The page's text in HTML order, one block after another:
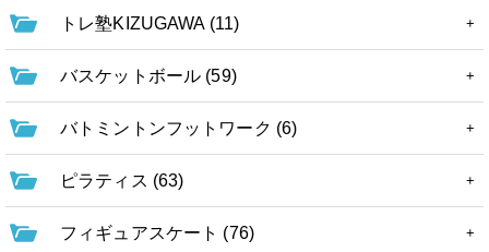
トレ塾KIZUGAWA (11)
バスケットボール (59)
バトミントンフットワーク (6)
ピラティス (63)
フィギュアスケート (76)